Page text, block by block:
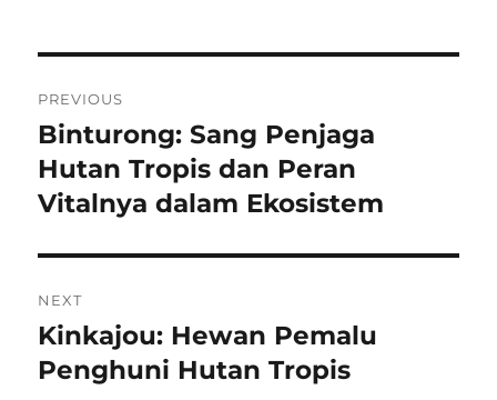
pos
PREVIOUS
Previous
post:
Binturong: Sang Penjaga
Hutan Tropis dan Peran
Vitalnya dalam Ekosistem
NEXT
Next
post:
Kinkajou: Hewan Pemalu
Penghuni Hutan Tropis